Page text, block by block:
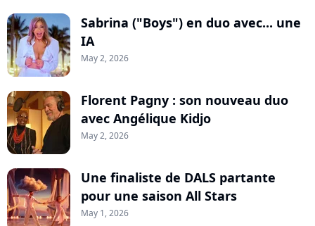
Sabrina ("Boys") en duo avec... une
IA
May 2, 2026
Florent Pagny : son nouveau duo
avec Angélique Kidjo
May 2, 2026
Une finaliste de DALS partante
pour une saison All Stars
May 1, 2026